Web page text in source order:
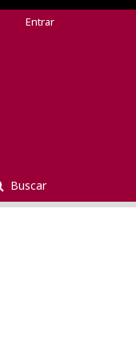
Buscar
Entrar